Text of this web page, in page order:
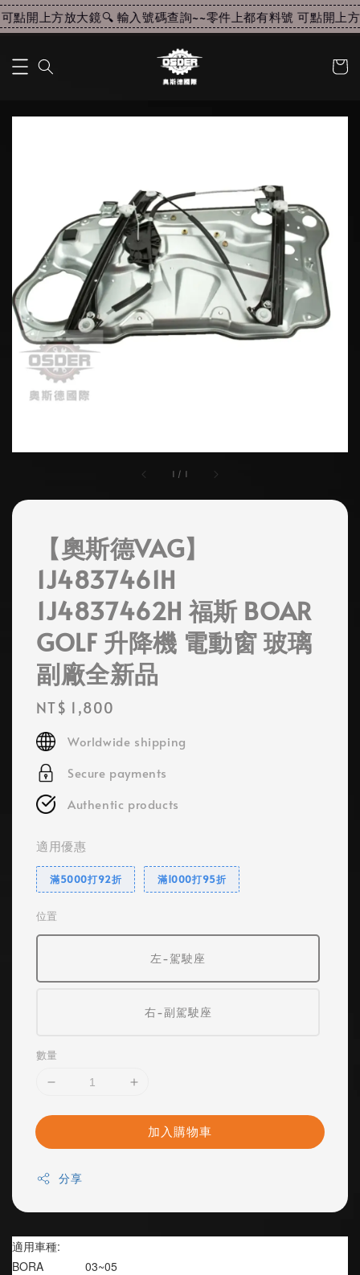
點開上方放大鏡🔍 輸入號碼查詢~~零件上都有料號 可點開上
1 / 1
【奧斯德VAG】
1J4837461H
1J4837462H 福斯 BOAR
GOLF 升降機 電動窗 玻璃
副廠全新品
Regular
price
NT$ 1,800
Worldwide shipping
Secure payments
Authentic products
適用優惠
滿5000打92折 滿1000打95折
位置
左-駕駛座
右-副駕駛座
數量
加入購物車
分享
適用車種:
BORA             03~05